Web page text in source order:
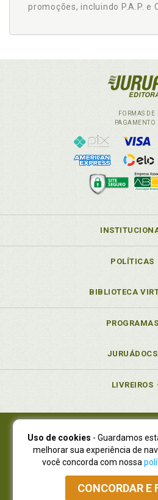
promoções, incluindo P.A.P. e
FORMAS DE
PAGAMENTO
POLÍTICAS
BIBLIOTECA
PROGRAMAS
JURUÁDOCS
LIVREIROS
Juruá Editora Ltda., CNPJ
Juruá Informática Ltda., CNPJ
NOVO ENDEREÇO:R. Flávio
Curitiba - Paraná -
Atendimento: (41) 4009-3900|
Uso de cookies - Guardamos
melhorar sua experiência de
você concorda com nossa
CONCORDAR E